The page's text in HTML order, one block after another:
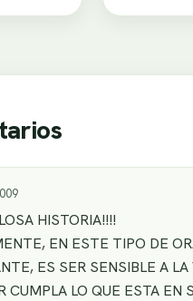
HISTORIA!!!!
EN ESTE TIPO DE
ES SER SENSIBLE A
CUMPLA LO QUE ESTA EN